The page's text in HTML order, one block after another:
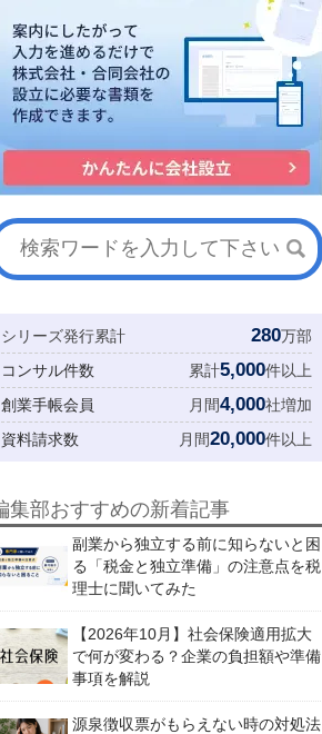
シリーズ発行累計 280万部
コンサル件数
累計5,000件以上
創業手帳会員
月間4,000社増加
資料請求数
月間20,000件以上
集部おすすめの新着記事
副業から独立する前に知らないと困
る「税金と独立準備」の注意点を税
理士に聞いてみた
【2026年10月】社会保険適用拡大
で何が変わる？企業の負担額や準備
事項を解説
源泉徴収票がもらえない時の対処法